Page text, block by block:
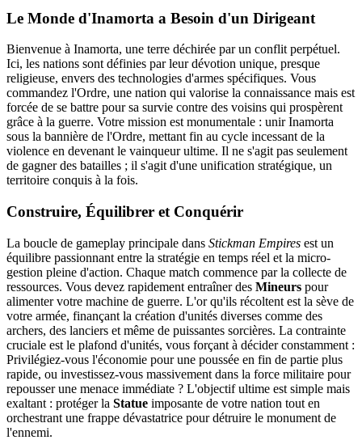
Le Monde d'Inamorta a Besoin d'un Dirigeant
Bienvenue à Inamorta, une terre déchirée par un conflit perpétuel.
Ici, les nations sont définies par leur dévotion unique, presque
religieuse, envers des technologies d'armes spécifiques. Vous
commandez l'Ordre, une nation qui valorise la connaissance mais est
forcée de se battre pour sa survie contre des voisins qui prospèrent
grâce à la guerre. Votre mission est monumentale : unir Inamorta
sous la bannière de l'Ordre, mettant fin au cycle incessant de la
violence en devenant le vainqueur ultime. Il ne s'agit pas seulement
de gagner des batailles ; il s'agit d'une unification stratégique, un
territoire conquis à la fois.
Construire, Équilibrer et Conquérir
La boucle de gameplay principale dans Stickman Empires est un
équilibre passionnant entre la stratégie en temps réel et la micro-
gestion pleine d'action. Chaque match commence par la collecte de
ressources. Vous devez rapidement entraîner des Mineurs pour
alimenter votre machine de guerre. L'or qu'ils récoltent est la sève de
votre armée, finançant la création d'unités diverses comme des
archers, des lanciers et même de puissantes sorcières. La contrainte
cruciale est le plafond d'unités, vous forçant à décider constamment :
Privilégiez-vous l'économie pour une poussée en fin de partie plus
rapide, ou investissez-vous massivement dans la force militaire pour
repousser une menace immédiate ? L'objectif ultime est simple mais
exaltant : protéger la Statue imposante de votre nation tout en
orchestrant une frappe dévastatrice pour détruire le monument de
l'ennemi.